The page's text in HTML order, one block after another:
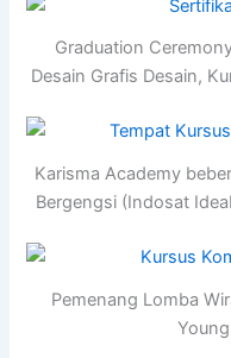
Graduation
Desain Grafis Desain,
Karisma Academy
Bergengsi (Indosat
Pemenang Lomba